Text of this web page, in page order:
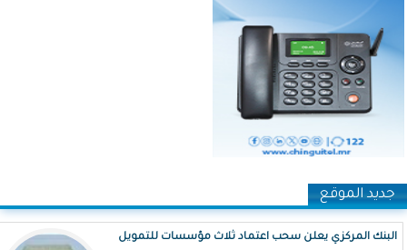
جديد الموقع
البنك المركزي يعلن سحب اعتماد ثلاث مؤسسات للتمويل